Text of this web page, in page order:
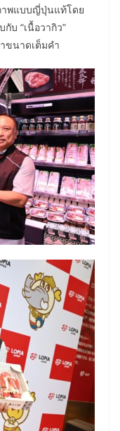
พแบบญี่ปุ่นแท้โดย
บ “เนื้อวากิว”
ขนาดเต็มคำ